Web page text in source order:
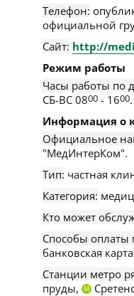
Телефон:
официальной
Сайт: http://
Режим работы
Часы работы по
СБ-ВС 0800 - 1600.
Информация о
Официальное
"МедИнтерКом".
Тип: частная
Категория:
Кто может
Способы оплаты
банковская
Станции метро
пруды,
М